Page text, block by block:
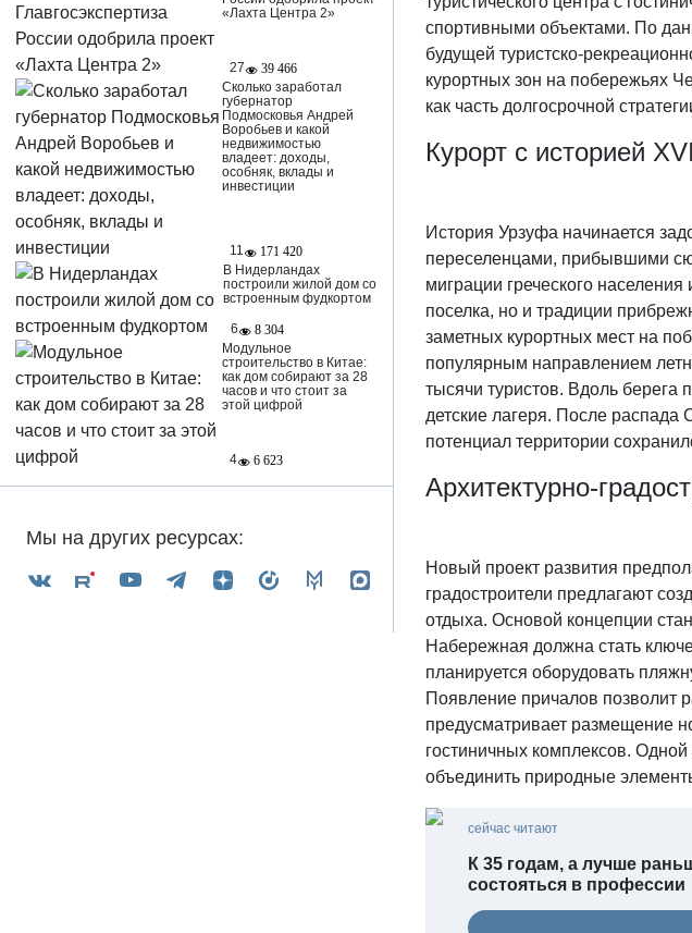
«Лахта Центра 2»
27
39 466
Сколько заработал
губернатор
Подмосковья Андрей
Воробьев и какой
недвижимостью
владеет: доходы,
особняк, вклады и
инвестиции
11
171 420
В Нидерландах
построили жилой дом со
встроенным фудкортом
6
8 304
Модульное
строительство в Китае:
как дом собирают за 28
часов и что стоит за
этой цифрой
4 6 623
Мы на других ресурсах:
спортивными объектами. По
будущей туристско-
курортных зон на побережьях
как часть долгосрочной
Курорт с историей
История Урзуфа начинается
переселенцами, прибывшими
миграции греческого
поселка, но и традиции
заметных курортных мест на
популярным направлением
тысячи туристов. Вдоль
детские лагеря. После распада
потенциал территории
Архитектурно-
Новый проект развития
градостроители предлагают
отдыха. Основой концепции
Набережная должна стать
планируется оборудовать
Появление причалов позволит
предусматривает размещение
гостиничных комплексов.
объединить природные
сейчас читают
К 35 годам, а лучше
состояться в профессии